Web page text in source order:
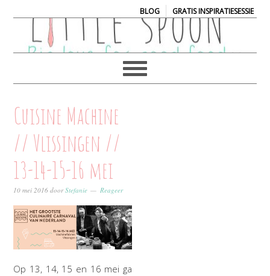
BLOG| GRATIS INSPIRATIESESSIE
Cuisine Machine
// Vlissingen //
13-14-15-16 mei
10 mei 2016 doorStefanie Reageer
Op 13, 14, 15 en 16 mei ga